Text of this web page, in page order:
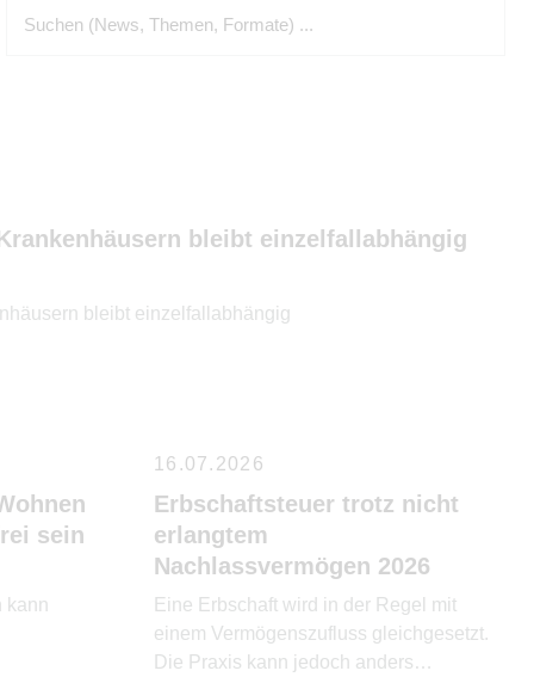
bleibt einzelfallabhängig
bleibt einzelfallabhängig
sein
kann
16.07.2026
Erbschaftsteuer trotz nicht
erlangtem
Nachlassvermögen 2026
Eine Erbschaft wird in der Regel mit
einem Vermögenszufluss gleichgesetzt.
Die Praxis kann jedoch anders